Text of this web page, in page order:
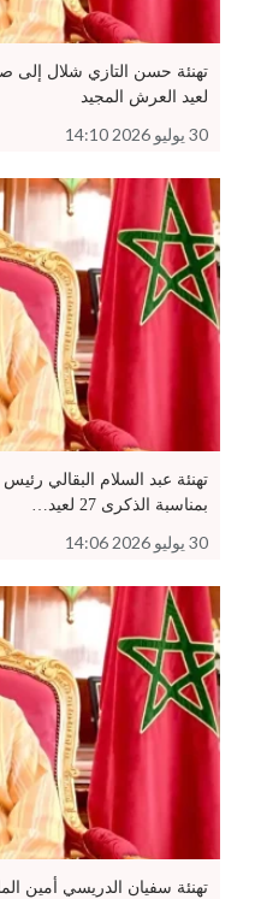
لعيد العرش المجيد
30 يوليو 2026 14:10
تهنئة عبد السلام البقالي
بمناسبة الذكرى 27 لعيد…
30 يوليو 2026 14:06
تهنئة سفيان الدريسي أمين